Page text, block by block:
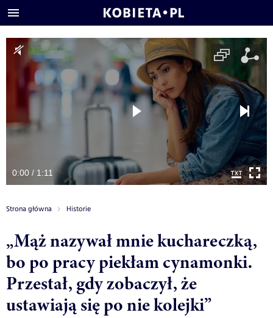
0:00 / 1:11
Strona główna Historie
„Mąż nazywał mnie kuchareczką,
bo po pracy piekłam cynamonki.
Przestał, gdy zobaczył, że
ustawiają się po nie kolejki”